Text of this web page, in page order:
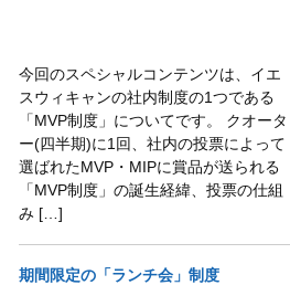
今回のスペシャルコンテンツは、イエ
スウィキャンの社内制度の1つである
「MVP制度」についてです。 クオータ
ー(四半期)に1回、社内の投票によって
選ばれたMVP・MIPに賞品が送られる
「MVP制度」の誕生経緯、投票の仕組
み […]
期間限定の「ランチ会」制度